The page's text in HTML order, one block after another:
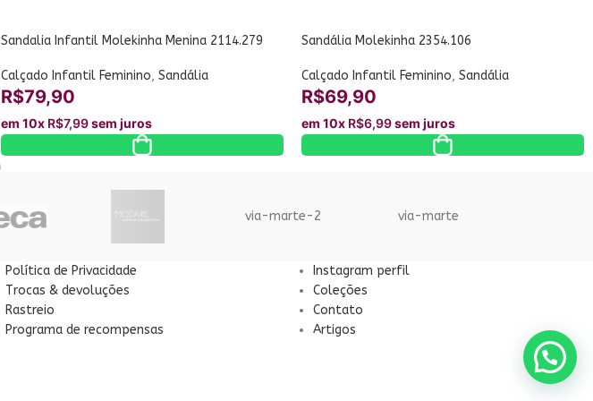
Sandalia Infantil Molekinha Menina 2114.279
Calçado Infantil Feminino, Sandália
R$79,90
em 10x R$7,99sem juros
Sandália Molekinha 2354.106
Calçado Infantil Feminino, Sandália
R$69,90
em 10x R$6,99sem juros
via-marte-2 via-marte
Política de Privacidade
Trocas & devoluções
Rastreio
Programa de recompensas
Instagram perfil
Coleções
Contato
Artigos